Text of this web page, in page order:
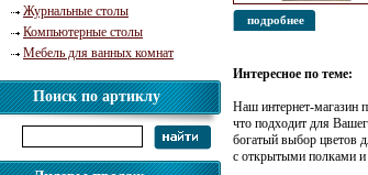
Журнальные столы
Компьютерные столы
Мебель для ванных комнат
Поиск по артиклу
подробнее
Интересное по теме:
Наш интернет-магазин
что подходит для
богатый выбор цветов
с открытыми полками